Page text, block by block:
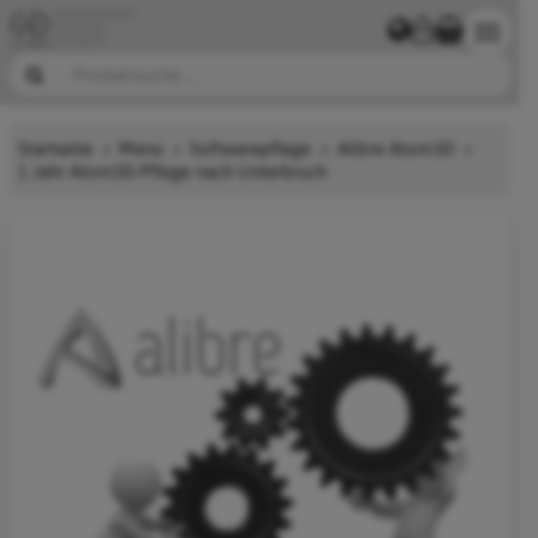
Startseite Menu Softwarepflege
Alibre Atom3D
1 Jahr Atom3D-Pflege nach Unterbruch